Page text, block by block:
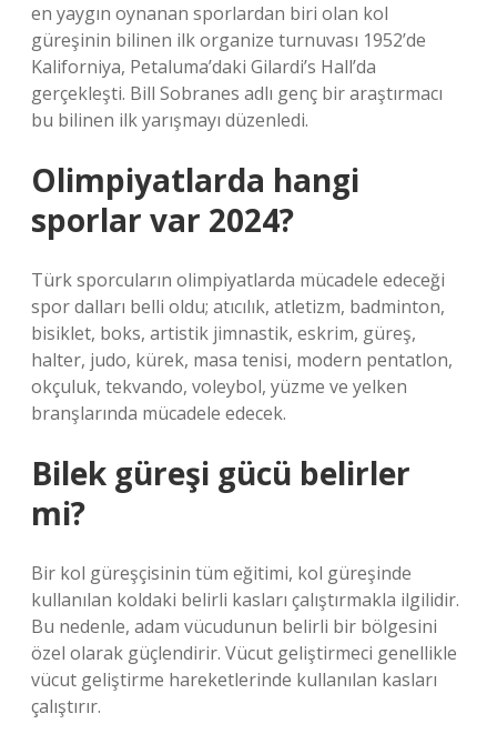
en yaygın oynanan sporlardan biri olan kol
güreşinin bilinen ilk organize turnuvası 1952’de
Kaliforniya, Petaluma’daki Gilardi’s Hall’da
gerçekleşti. Bill Sobranes adlı genç bir araştırmacı
bu bilinen ilk yarışmayı düzenledi.
Olimpiyatlarda hangi
sporlar var 2024?
Türk sporcuların olimpiyatlarda mücadele edeceği
spor dalları belli oldu; atıcılık, atletizm, badminton,
bisiklet, boks, artistik jimnastik, eskrim, güreş,
halter, judo, kürek, masa tenisi, modern pentatlon,
okçuluk, tekvando, voleybol, yüzme ve yelken
branşlarında mücadele edecek.
Bilek güreşi gücü belirler
mi?
Bir kol güreşçisinin tüm eğitimi, kol güreşinde
kullanılan koldaki belirli kasları çalıştırmakla ilgilidir.
Bu nedenle, adam vücudunun belirli bir bölgesini
özel olarak güçlendirir. Vücut geliştirmeci genellikle
vücut geliştirme hareketlerinde kullanılan kasları
çalıştırır.